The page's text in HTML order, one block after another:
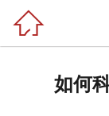

如何